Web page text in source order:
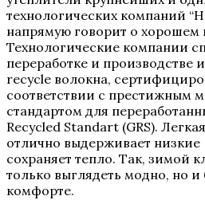
технологических компаний
напрямую говорит о хорошем
Технологические компании
переработке и производстве
recycle волокна,
соответствии с престижным
стандартом для
Recycled Standart (GRS).
отлично выдерживает
сохраняет тепло. Так, зимой
только выглядеть модно, но и
комфорте.